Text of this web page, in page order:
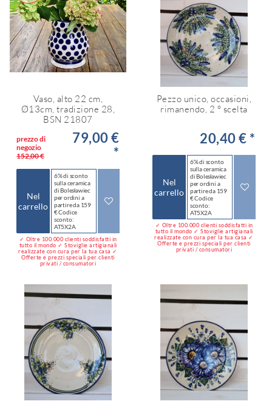
Vaso, alto 22 cm,
Ø13cm, tradizione 28,
BSN 21807
prezzo di
negozio
152,00 €
79,00 €
*
Nel
carrello
6% di sconto
sulla ceramica
di Bolesławiec
per ordini a
partire da 159
€ Codice
sconto:
AT5X2A
✓ Oltre 100.000 clienti soddisfatti in
tutto il mondo ✓ Stoviglie artigianali
realizzate con cura per la tua casa ✓
Offerte e prezzi speciali per clienti
privati / consumatori
Pezzo unico, occasioni,
rimanendo, 2 ° scelta
20,40 € *
Nel
carrello
6% di sconto
sulla ceramica
di Bolesławiec
per ordini a
partire da 159
€ Codice
sconto:
AT5X2A
✓ Oltre 100.000 clienti soddisfatti in
tutto il mondo ✓ Stoviglie artigianali
realizzate con cura per la tua casa ✓
Offerte e prezzi speciali per clienti
privati / consumatori